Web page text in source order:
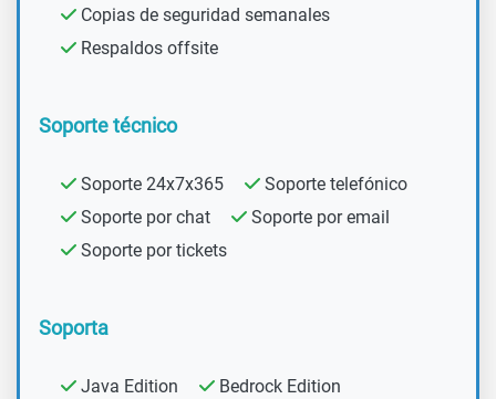
Copias de seguridad semanales
Respaldos offsite
Soporte técnico
Soporte 24x7x365
Soporte telefónico
Soporte por chat
Soporte por email
Soporte por tickets
Soporta
Java Edition Bedrock Edition